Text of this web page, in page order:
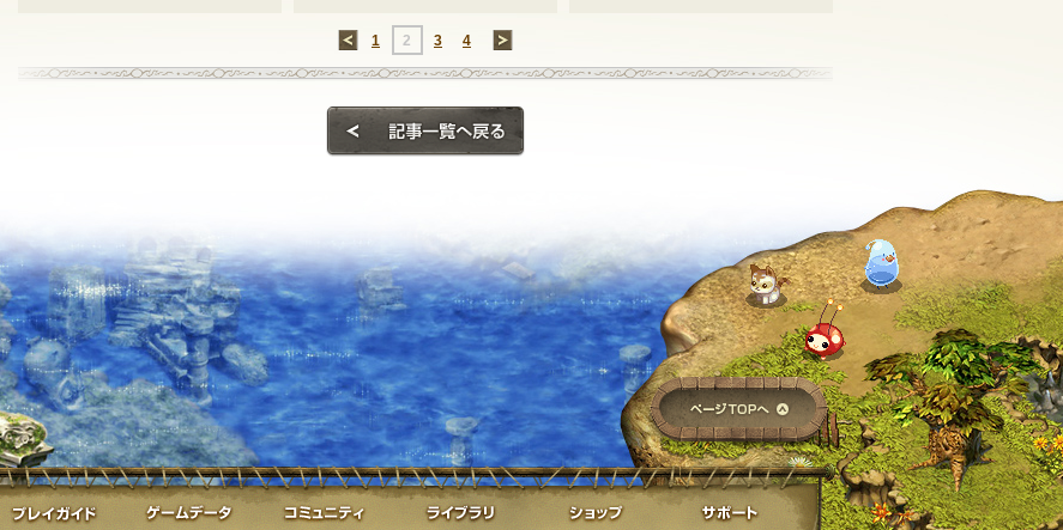
←1 2 3 4
ページTOPへ
ゲーム紹介 プレイガイド ゲームデータ コミュニティ ライブラリ ショップ サポート